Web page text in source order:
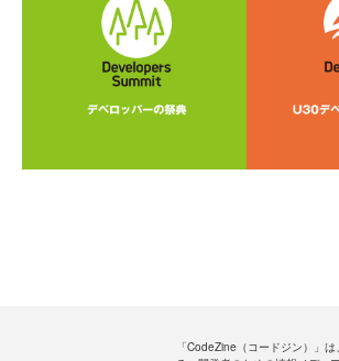
「CodeZine（コードジン）」